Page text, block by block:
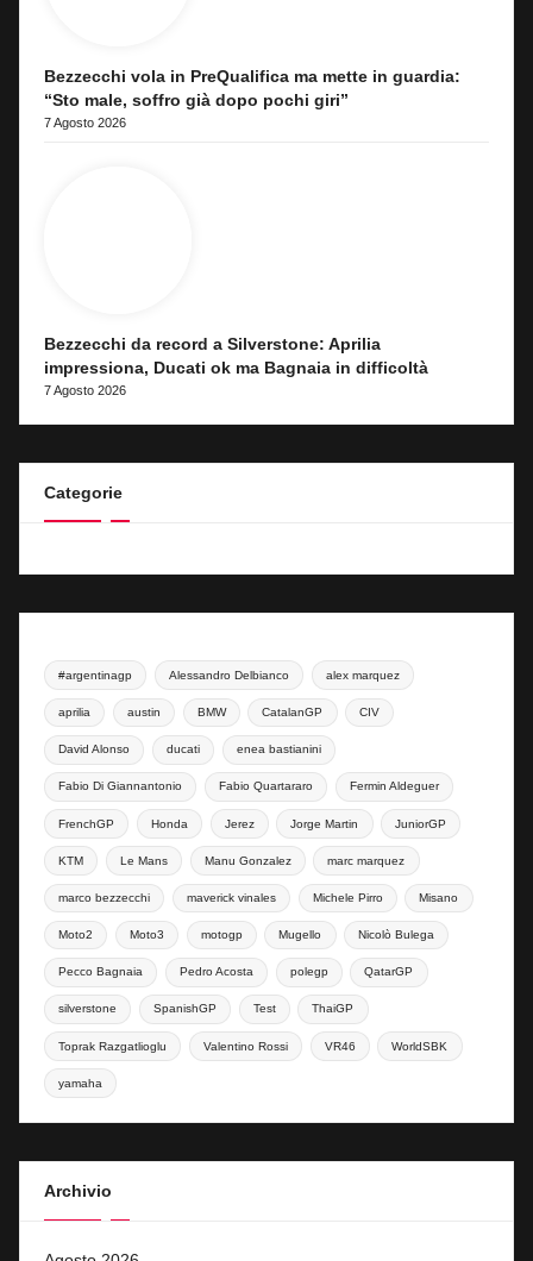
Bezzecchi vola in PreQualifica ma mette in guardia:
“Sto male, soffro già dopo pochi giri”
7 Agosto 2026
Bezzecchi da record a Silverstone: Aprilia
impressiona, Ducati ok ma Bagnaia in difficoltà
7 Agosto 2026
Categorie
#argentinagp Alessandro Delbianco alex marquez
aprilia austin BMW CatalanGP CIV
David Alonso ducati enea bastianini
Fabio Di Giannantonio Fabio Quartararo Fermin Aldeguer
FrenchGP Honda Jerez Jorge Martin JuniorGP
KTM Le Mans Manu Gonzalez marc marquez
marco bezzecchi maverick vinales Michele Pirro Misano
Moto2 Moto3 motogp Mugello Nicolò Bulega
Pecco Bagnaia Pedro Acosta polegp QatarGP
silverstone SpanishGP Test ThaiGP
Toprak Razgatlioglu Valentino Rossi VR46 WorldSBK
yamaha
Archivio